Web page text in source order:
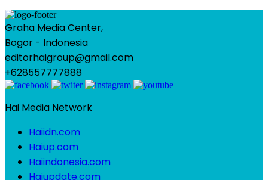
Graha Media Center,
Bogor - Indonesia
editorhaigroup@gmail.com
+628557777888
Hai Media Network
Haiidn.com
Haiup.com
Haiindonesia.com
Haiupdate.com